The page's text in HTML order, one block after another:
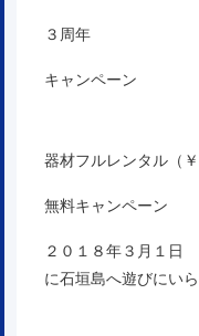
３周年
キャンペーン
器材フルレンタル（
無料キャンペーン
２０１８年３月１
に石垣島へ遊びにい